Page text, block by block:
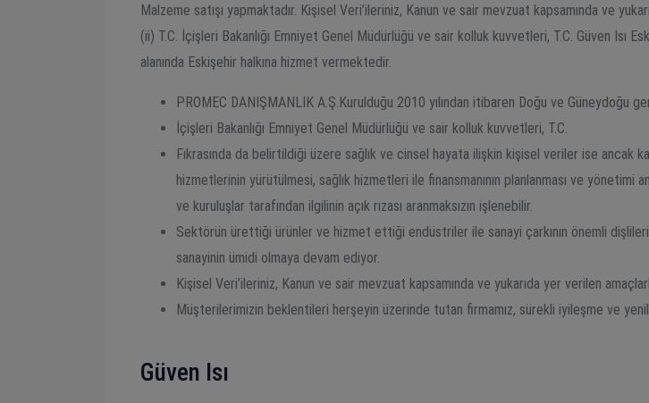
Malzeme satışı yapmaktadır. Kişisel Veri’ileriniz, Kanun ve sair mevzuat kapsamında ve
(ii) T.C. İçişleri Bakanlığı Emniyet Genel Müdürlüğü ve sair kolluk kuvvetleri, T.C. Güven Isı
alanında Eskişehir halkına hizmet vermektedir.
PROMEC DANIŞMANLIK A.Ş.Kurulduğu 2010 yılından itibaren Doğu ve Güneydoğu
İçişleri Bakanlığı Emniyet Genel Müdürlüğü ve sair kolluk kuvvetleri, T.C.
Fıkrasında da belirtildiği üzere sağlık ve cinsel hayata ilişkin kişisel veriler ise ancak
hizmetlerinin yürütülmesi, sağlık hizmetleri ile finansmanının planlanması ve yönetimi
ve kuruluşlar tarafından ilgilinin açık rızası aranmaksızın işlenebilir.
Sektörün ürettiği ürünler ve hizmet ettiği endüstriler ile sanayi çarkının önemli
sanayinin ümidi olmaya devam ediyor.
Kişisel Veri’ileriniz, Kanun ve sair mevzuat kapsamında ve yukarıda yer verilen
Müşterilerimizin beklentileri herşeyin üzerinde tutan firmamız, sürekli iyileşme ve
Güven Isı